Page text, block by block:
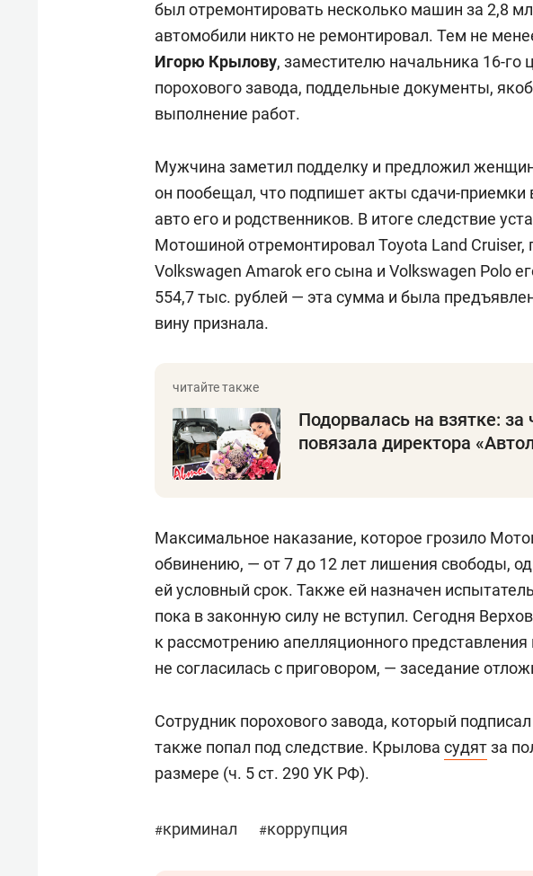
был отремонтировать несколько машин за 2,8
автомобили никто не ремонтировал. Тем не
Игорю Крылову, заместителю начальника 16-го
порохового завода, поддельные документы,
выполнение работ.
Мужчина заметил подделку и предложил
он пообещал, что подпишет акты сдачи-
авто его и родственников. В итоге следствие
Мотошиной отремонтировал Toyota Land
Volkswagen Amarok его сына и Volkswagen Polo
554,7 тыс. рублей — эта сумма и была
вину признала.
Подорвалась на взятке:
повязала директора
Максимальное наказание, которое грозило
обвинению, — от 7 до 12 лет лишения свободы,
ей условный срок. Также ей назначен
пока в законную силу не вступил. Сегодня
к рассмотрению апелляционного представления
не согласилась с приговором, — заседание
Сотрудник порохового завода, который
также попал под следствие. Крылова судятза
размере (ч. 5 ст. 290 УК РФ).
#криминал #коррупция